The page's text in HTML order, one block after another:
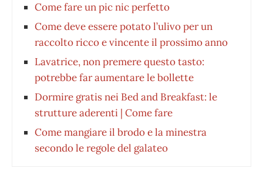
Come fare un pic nic perfetto
Come deve essere potato l’ulivo per un
raccolto ricco e vincente il prossimo anno
Lavatrice, non premere questo tasto:
potrebbe far aumentare le bollette
Dormire gratis nei Bed and Breakfast: le
strutture aderenti | Come fare
Come mangiare il brodo e la minestra
secondo le regole del galateo